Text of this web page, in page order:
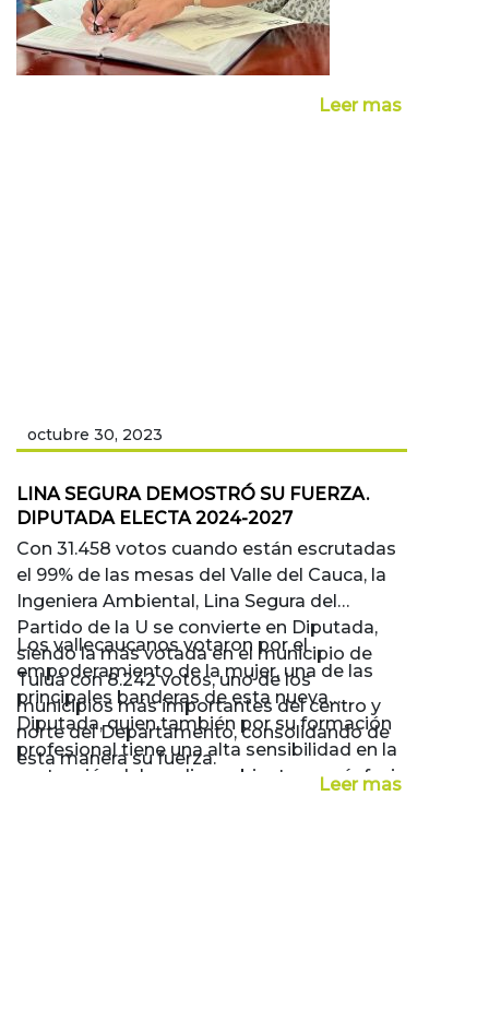
Leer mas
octubre 30, 2023
LINA SEGURA DEMOSTRÓ SU FUERZA.
DIPUTADA ELECTA 2024-2027
Con 31.458 votos cuando están escrutadas
el 99% de las mesas del Valle del Cauca, la
Ingeniera Ambiental, Lina Segura del
Partido de la U se convierte en Diputada,
siendo la más votada en el municipio de
Tuluá con 8.242 votos, uno de los
municipios más importantes del centro y
norte del Departamento, consolidando de
esta manera su fuerza.
Los vallecaucanos votaron por el
empoderamiento de la mujer, una de las
principales banderas de esta nueva
Diputada, quien también por su formación
profesional tiene una alta sensibilidad en la
protección del medio ambiente, con énfasis
Leer mas